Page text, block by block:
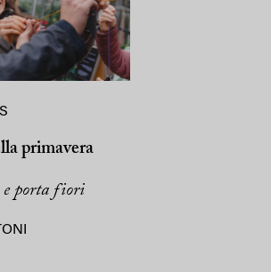
primavera
e porta fiori